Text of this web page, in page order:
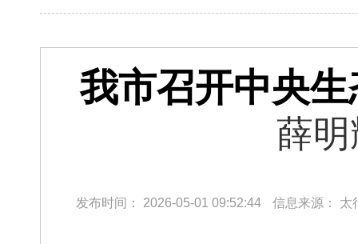
我市召开中央
薛
发布时间： 2026-05-01 09:52:44 信息来源： 太